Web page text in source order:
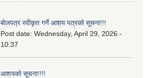
बोलपत्र स्वीकृत गर्ने आशय पत्रको सूचना!!!
Post date: Wednesday, April 29, 2026 -
10:37
आशयको सूचना!!!!